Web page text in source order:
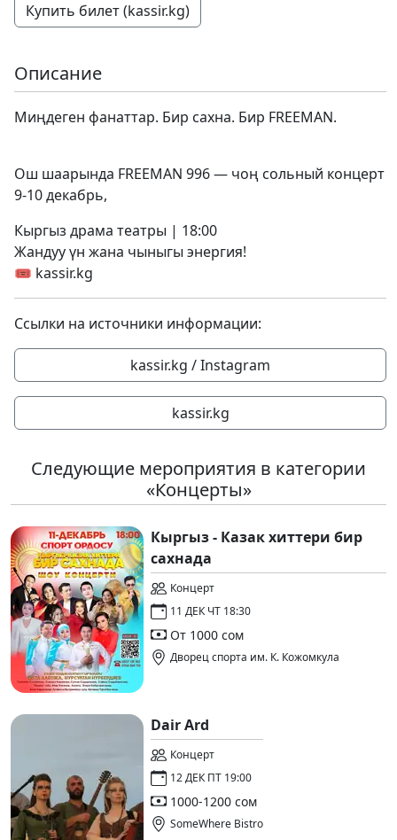
Купить билет (kassir.kg)
Описание
Миңдеген фанаттар. Бир сахна. Бир FREEMAN.
Ош шаарында FREEMAN 996 — чоң сольный концерт
9-10 декабрь,
Кыргыз драма театры | 18:00
Жандуу үн жана чыныгы энергия!
🎟️ kassir.kg
Ссылки на источники информации:
kassir.kg / Instagram
kassir.kg
Следующие мероприятия в категории
«Концерты»
Кыргыз - Казак хиттери бир
сахнада
Концерт
11 ДЕК ЧТ 18:30
От 1000 сом
Дворец спорта им. К. Кожомкула
Dair Ard
Концерт
12 ДЕК ПТ 19:00
1000-1200 сом
SomeWhere Bistro